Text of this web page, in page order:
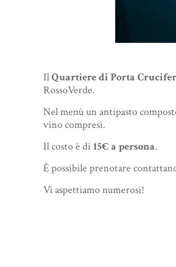
IlQuartiere di Porta
RossoVerde.
Nel menù un antipasto
vino compresi.
Il costo è di15€ a persona.
È possibile prenotare
Vi aspettiamo numerosi!